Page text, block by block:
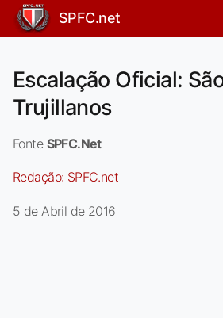
SPFC.net
Escalação Oficial:
Trujillanos
Fonte SPFC.Net
Redação: SPFC.net
5 de Abril de 2016